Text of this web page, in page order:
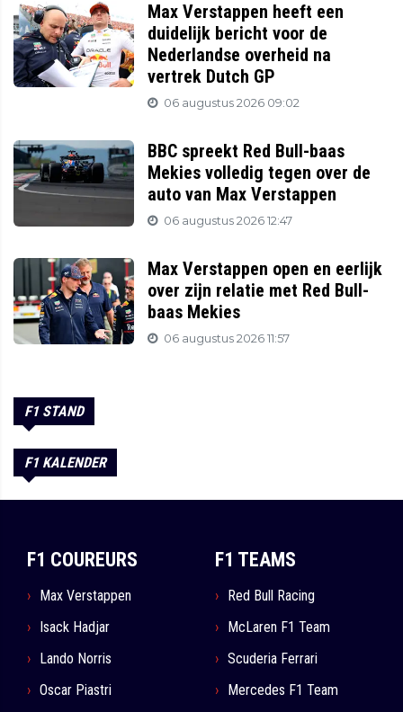
Max Verstappen heeft een
duidelijk bericht voor de
Nederlandse overheid na
vertrek Dutch GP
06 augustus 2026 09:02
BBC spreekt Red Bull-baas
Mekies volledig tegen over de
auto van Max Verstappen
06 augustus 2026 12:47
Max Verstappen open en eerlijk
over zijn relatie met Red Bull-
baas Mekies
06 augustus 2026 11:57
F1 STAND
F1 KALENDER
F1 COUREURS
Max Verstappen
Isack Hadjar
Lando Norris
Oscar Piastri
F1 TEAMS
Red Bull Racing
McLaren F1 Team
Scuderia Ferrari
Mercedes F1 Team